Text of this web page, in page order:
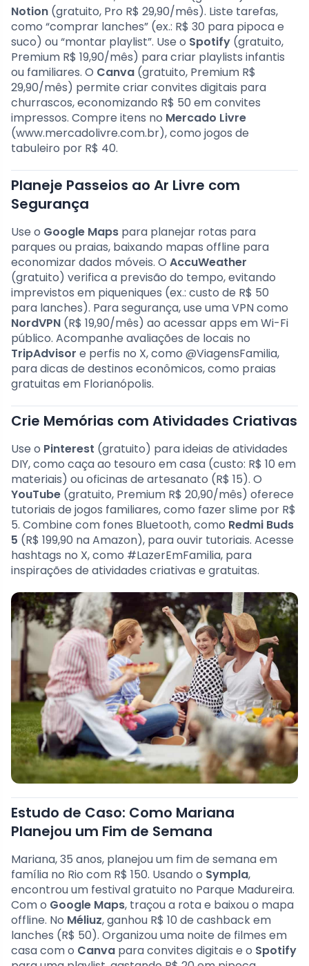
Notion (gratuito, Pro R$ 29,90/mês). Liste tarefas,
como “comprar lanches” (ex.: R$ 30 para pipoca e
suco) ou “montar playlist”. Use o Spotify (gratuito,
Premium R$ 19,90/mês) para criar playlists infantis
ou familiares. O Canva (gratuito, Premium R$
29,90/mês) permite criar convites digitais para
churrascos, economizando R$ 50 em convites
impressos. Compre itens no Mercado Livre
(www.mercadolivre.com.br), como jogos de
tabuleiro por R$ 40.
Planeje Passeios ao Ar Livre com
Segurança
Use o Google Maps para planejar rotas para
parques ou praias, baixando mapas offline para
economizar dados móveis. O AccuWeather
(gratuito) verifica a previsão do tempo, evitando
imprevistos em piqueniques (ex.: custo de R$ 50
para lanches). Para segurança, use uma VPN como
NordVPN (R$ 19,90/mês) ao acessar apps em Wi-Fi
público. Acompanhe avaliações de locais no
TripAdvisor e perfis no X, como @ViagensFamilia,
para dicas de destinos econômicos, como praias
gratuitas em Florianópolis.
Crie Memórias com Atividades Criativas
Use o Pinterest (gratuito) para ideias de atividades
DIY, como caça ao tesouro em casa (custo: R$ 10 em
materiais) ou oficinas de artesanato (R$ 15). O
YouTube (gratuito, Premium R$ 20,90/mês) oferece
tutoriais de jogos familiares, como fazer slime por R$
5. Combine com fones Bluetooth, como Redmi Buds
5 (R$ 199,90 na Amazon), para ouvir tutoriais. Acesse
hashtags no X, como #LazerEmFamilia, para
inspirações de atividades criativas e gratuitas.
Estudo de Caso: Como Mariana
Planejou um Fim de Semana
Mariana, 35 anos, planejou um fim de semana em
família no Rio com R$ 150. Usando o Sympla,
encontrou um festival gratuito no Parque Madureira.
Com o Google Maps, traçou a rota e baixou o mapa
offline. No Méliuz, ganhou R$ 10 de cashback em
lanches (R$ 50). Organizou uma noite de filmes em
casa com o Canva para convites digitais e o Spotify